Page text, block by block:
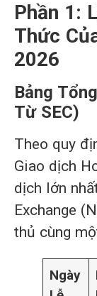
Phần 1:
Thức
2026
Bảng
Từ SEC)
Theo quy
Giao dịch
dịch lớn
Exchange
thủ cùng
Ngày